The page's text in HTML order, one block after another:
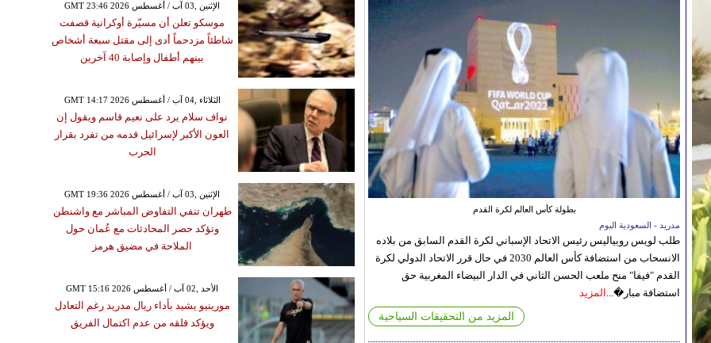
بطولة كأس العالم لكرة القدم
مدريد - السعودية اليوم
طلب لويس روبياليس رئيس الاتحاد الإسباني لكرة القدم السابق من بلاده
الانسحاب من استضافة كأس العالم 2030 في حال قرر الاتحاد الدولي لكرة
القدم "فيفا" منح ملعب الحسن الثاني في الدار البيضاء المغربية حق
استضافة مبار�... المزيد
المزيد من التحقيقات السياحية
GMT 23:46 2026 الإثنين ,03 آب / أغسطس
موسكو تعلن أن مسيّرة أوكرانية قصفت
شاطئاً مزدحماً أدى إلى مقتل سبعة أشخاص
بينهم أطفال وإصابة 40 آخرين
GMT 14:17 2026 الثلاثاء ,04 آب / أغسطس
نواف سلام يرد على نعيم قاسم ويقول إن
العون الأكبر لإسرائيل قدمه من تفرد بقرار
الحرب
GMT 19:36 2026 الإثنين ,03 آب / أغسطس
طهران تنفي التفاوض المباشر مع واشنطن
وتؤكد حصر المحادثات مع عُمان حول
الملاحة في مضيق هرمز
GMT 15:16 2026 الأحد ,02 آب / أغسطس
مورينيو يشيد بأداء ريال مدريد رغم التعادل
ويؤكد قلقه من عدم اكتمال الفريق